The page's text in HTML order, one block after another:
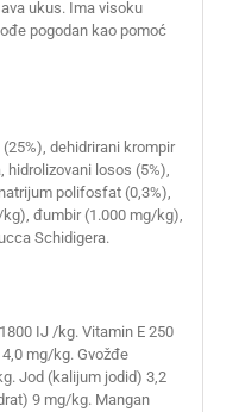
ukus. Ima visoku
pogodan kao pomoć
dehidrirani krompir
hidrolizovani losos (5%),
polifosfat (0,3%),
đumbir (1.000 mg/kg),
Schidigera.
IJ /kg. Vitamin E 250
mg/kg. Gvožđe
Jod (kalijum jodid) 3,2
9 mg/kg. Mangan